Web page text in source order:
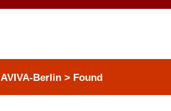
AVIVA-Berlin > Found